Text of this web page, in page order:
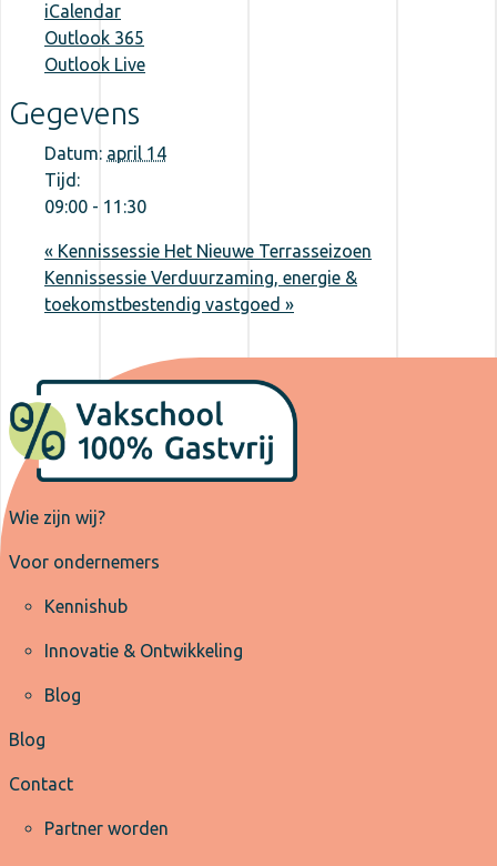
iCalendar
Outlook 365
Outlook Live
Gegevens
Datum: april 14
Tijd:
09:00 - 11:30
« Kennissessie Het Nieuwe Terrasseizoen
Kennissessie Verduurzaming, energie &
toekomstbestendig vastgoed »
Wie zijn wij?
Voor ondernemers
Kennishub
Innovatie & Ontwikkeling
Blog
Blog
Contact
Partner worden